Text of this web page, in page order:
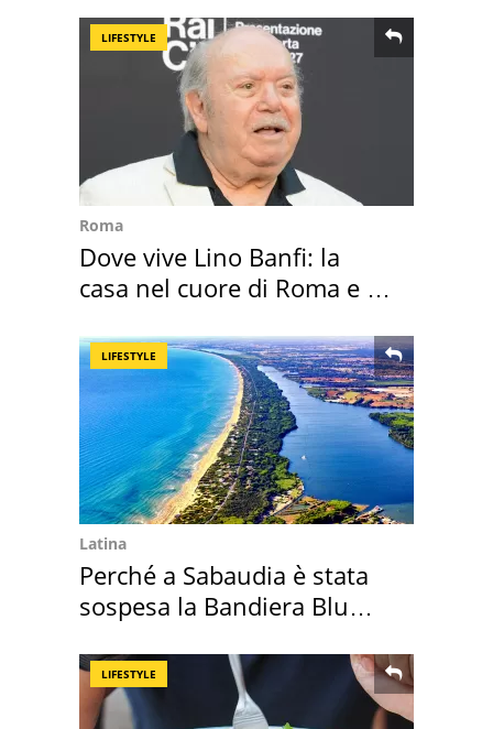
LIFESTYLE
Roma
Dove vive Lino Banfi: la
casa nel cuore di Roma e i
LIFESTYLE
Latina
Perché a Sabaudia è stata
sospesa la Bandiera Blu
LIFESTYLE